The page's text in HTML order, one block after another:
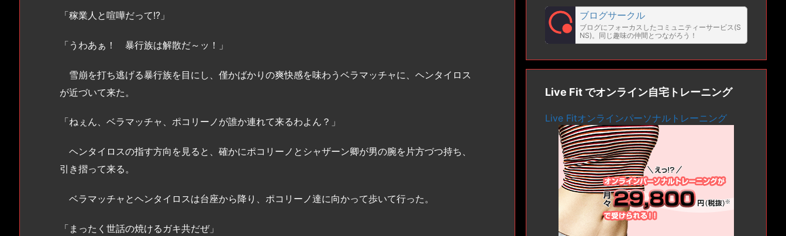
「稼業人と喧嘩だって!?」
「うわあぁ！ 暴行族は解散だ～ッ！」
雪崩を打ち逃げる暴行族を目にし、僅かばかりの爽快感を味わうベラマッチャに、ヘンタイロス
が近づいて来た。
「ねぇん、ベラマッチャ、ポコリーノが誰か連れて来るわよん？」
ヘンタイロスの指す方向を見ると、確かにポコリーノとシャザーン卿が男の腕を片方づつ持ち、
引き摺って来る。
ベラマッチャとヘンタイロスは台座から降り、ポコリーノ達に向かって歩いて行った。
「まったく世話の焼けるガキ共だぜ」
ブログサークル
ブログにフォーカスしたコミュニティーサービス(S
NS)。同じ趣味の仲間とつながろう！
Live Fit でオンライン自宅トレーニング
Live Fitオンラインパーソナルトレーニング